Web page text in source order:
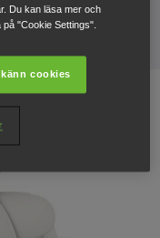
Du kan läsa mer och
"Cookie Settings".
cookies